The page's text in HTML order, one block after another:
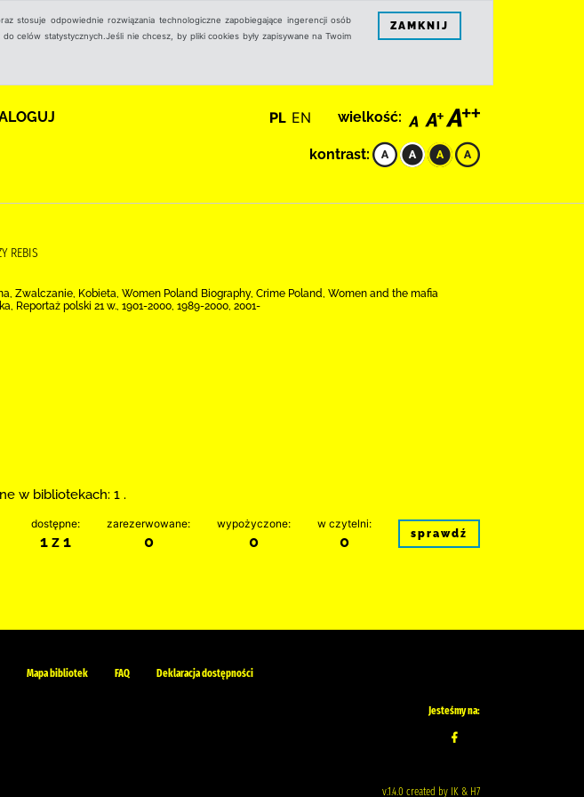
stosuje odpowiednie rozwiązania technologiczne zapobiegające ingerencji osób
celów statystycznych.Jeśli nie chcesz, by pliki cookies były zapisywane na Twoim
ZAMKNIJ
PL EN wielkość:
kontrast:
REBIS
Zwalczanie, Kobieta, Women Poland Biography, Crime Poland, Women and the mafia
Reportaż polski 21 w., 1901-2000, 1989-2000, 2001-
w bibliotekach: 1 .
dostępne:
1 z 1
zarezerwowane:
0
wypożyczone:
0
w czytelni:
0 sprawdź
Mapa bibliotek FAQ Deklaracja dostępności
Jesteśmy na:
v.1.4.0 created by IK & H7